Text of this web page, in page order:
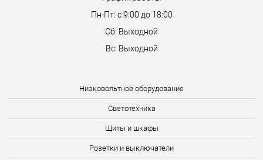
Низковольтное оборудование
Светотехника
Щиты и шкафы
Розетки и выключатели
Пн-Пт: с 9:00 до 18:00
Сб: Выходной
Вс: Выходной